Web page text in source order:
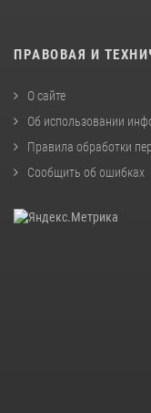
ПРАВОВАЯ И
О сайте
Об использовании
Правила обработки
Сообщить об ошибках